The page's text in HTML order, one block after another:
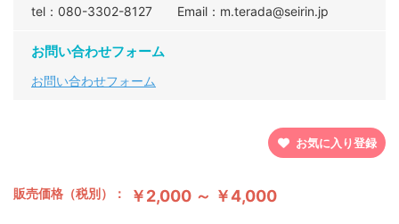
tel：080-3302-8127
Email：m.terada@seirin.jp
お問い合わせフォーム
お問い合わせフォーム
お気に入り登録
販売価格（税別）： ￥2,000 ～ ￥4,000